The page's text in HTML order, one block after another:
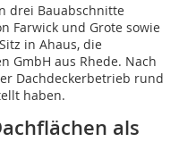
drei Bauabschnitte
Farwick und Grote sowie
in Ahaus, die
GmbH aus Rhede. Nach
Dachdeckerbetrieb rund
haben.
als